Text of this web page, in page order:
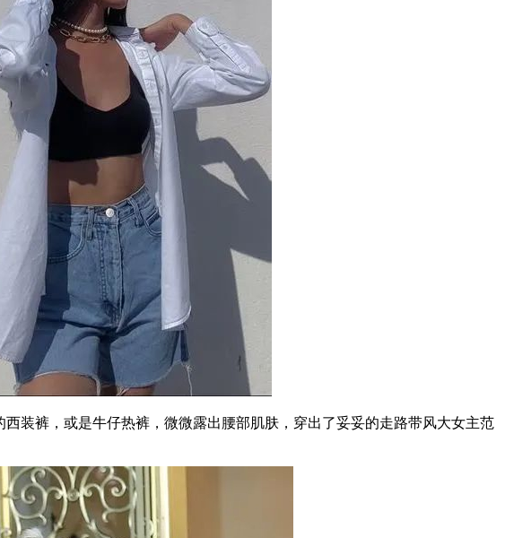
装裤，或是牛仔热裤，微微露出腰部肌肤，穿出了妥妥的走路带风大女主范